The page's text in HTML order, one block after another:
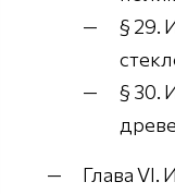
§ 29.
§ 30.
Глава VI.